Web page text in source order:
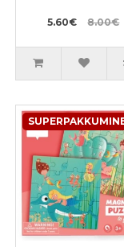
5.60€ 8.00€